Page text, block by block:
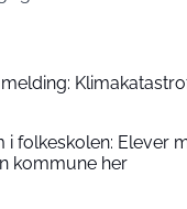
i folkeskolen: Elever
kommune her